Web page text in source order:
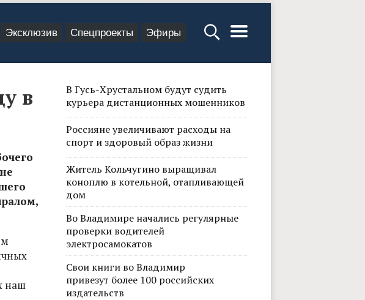
Эксклюзив Спецпроекты Эфиры
в
наш
В Гусь-Хрустальном будут судить
курьера дистанционных мошенников
Россияне увеличивают расходы на
спорт и здоровый образ жизни
Житель Кольчугино выращивал
коноплю в котельной, отапливающей
дом
Во Владимире начались регулярные
проверки водителей
электросамокатов
Свои книги во Владимир
привезут более 100 российских
издательств